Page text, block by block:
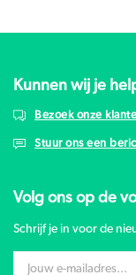
Kunnen wij je
Bezoek onze
Stuur ons een
Volg ons op de
Schrijf je in voor de